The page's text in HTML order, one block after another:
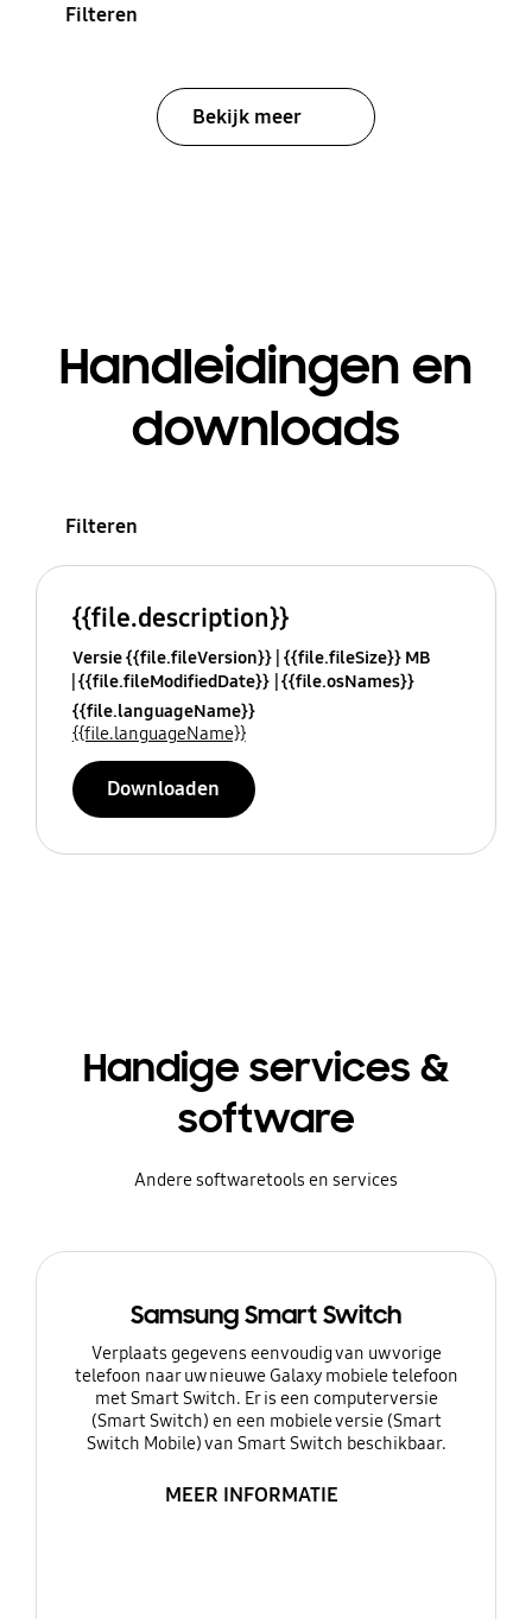
Filteren
Bekijk meer
Handleidingen en
downloads
Filteren
{{file.description}}
Versie {{file.fileVersion}} {{file.fileSize}} MB
{{file.fileModifiedDate}} {{file.osNames}}
{{file.languageName}}
{{file.languageName}}
Downloaden
Handige services &
software
Andere softwaretools en services
Samsung Smart Switch
Verplaats gegevens eenvoudig van uw vorige
telefoon naar uw nieuwe Galaxy mobiele telefoon
met Smart Switch. Er is een computerversie
(Smart Switch) en een mobiele versie (Smart
Switch Mobile) van Smart Switch beschikbaar.
MEER INFORMATIE